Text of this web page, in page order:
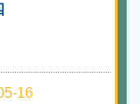
16